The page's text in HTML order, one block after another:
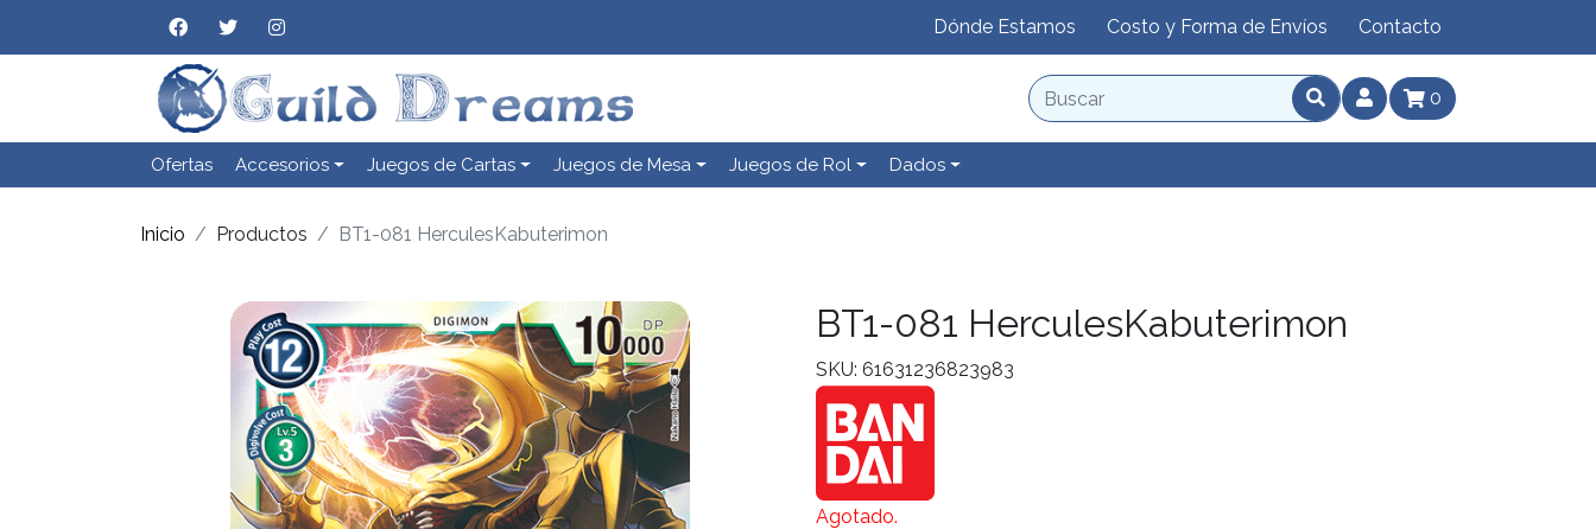
Dónde Estamos Costo y Forma de Envíos Contacto
0
Ofertas Accesorios Juegos de Cartas Juegos de Mesa Juegos de Rol Dados
Inicio Productos BT1-081 HerculesKabuterimon
BT1-081 HerculesKabuterimon
SKU: 61631236823983
Agotado.